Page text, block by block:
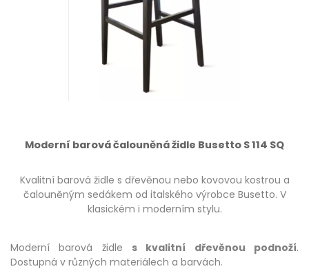
Moderní barová čalouněná židle Busetto S 114 SQ
Kvalitní barová židle s dřevěnou nebo kovovou kostrou a
čalouněným sedákem od italského výrobce Busetto. V
klasickém i moderním stylu.
Moderní barová židle s kvalitní dřevěnou podnoží.
Dostupná v různých materiálech a barvách.